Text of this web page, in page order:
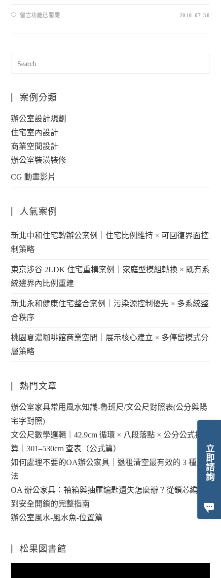
立即諮詢
留言功能已關閉 2010-07-30
案例分類
辦公室設計規劃
住宅室內設計
商業空間設計
辦公室裝潢裝修
CG 動畫影片
人氣案例
新北中和住宅轉辦公案例｜住宅比例維持 × 可回復界面控
制策略
東京涉谷 2LDK 住宅重構案例｜家庭型模組轉換 × 既有系
統邊界內比例重建
新北永和健康住宅整合案例｜污染源控制優先 × 多系統整
合秩序
桃園夏濃咖啡館商業空間｜展示核心建立 × 多停留模式分
層策略
熱門文章
辦公室家具常用風水知識-魯班尺/文公尺對照表(公分與陽
宅字對照)
文公尺數學邏輯｜42.9cm 循環 × 八段落點 × 公分公式換
算｜301–530cm 查表（公式篇）
如何處理不要的OA辦公家具｜退租清空最有效的 3 種方
法
OA 辦公家具：袖箱與抽屜鑰匙遺失怎麼辦？從鎖芯編碼
到安全開鎖的完整指南
辦公室風水-風水魚-位置篇
松果図書館